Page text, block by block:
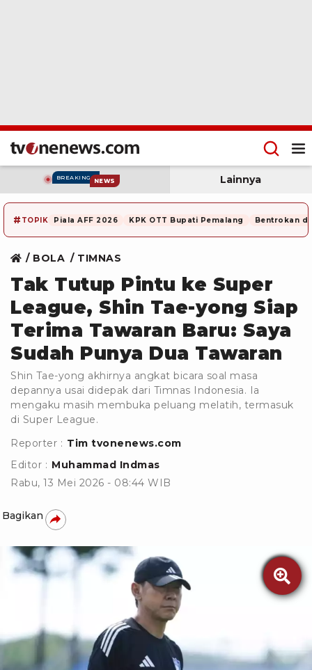
BREAKING NEWS Lainnya
# TOPIK Piala AFF 2026 KPK OTT Bupati Pemalang Bentrokan di
BOLA TIMNAS
Tak Tutup Pintu ke Super
League, Shin Tae-yong Siap
Terima Tawaran Baru: Saya
Sudah Punya Dua Tawaran
Shin Tae-yong akhirnya angkat bicara soal masa
depannya usai didepak dari Timnas Indonesia. Ia
mengaku masih membuka peluang melatih, termasuk
di Super League.
Reporter : Tim tvonenews.com
Editor : Muhammad Indmas
Rabu, 13 Mei 2026 - 08:44 WIB
Bagikan
